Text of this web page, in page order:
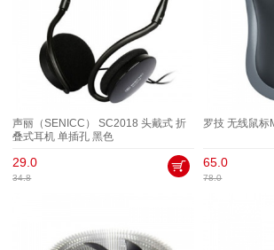
声丽（SENICC） SC2018 头戴式 折
叠式耳机 单插孔 黑色
29.0
34.8
罗技 无线鼠标
65.0
78.0